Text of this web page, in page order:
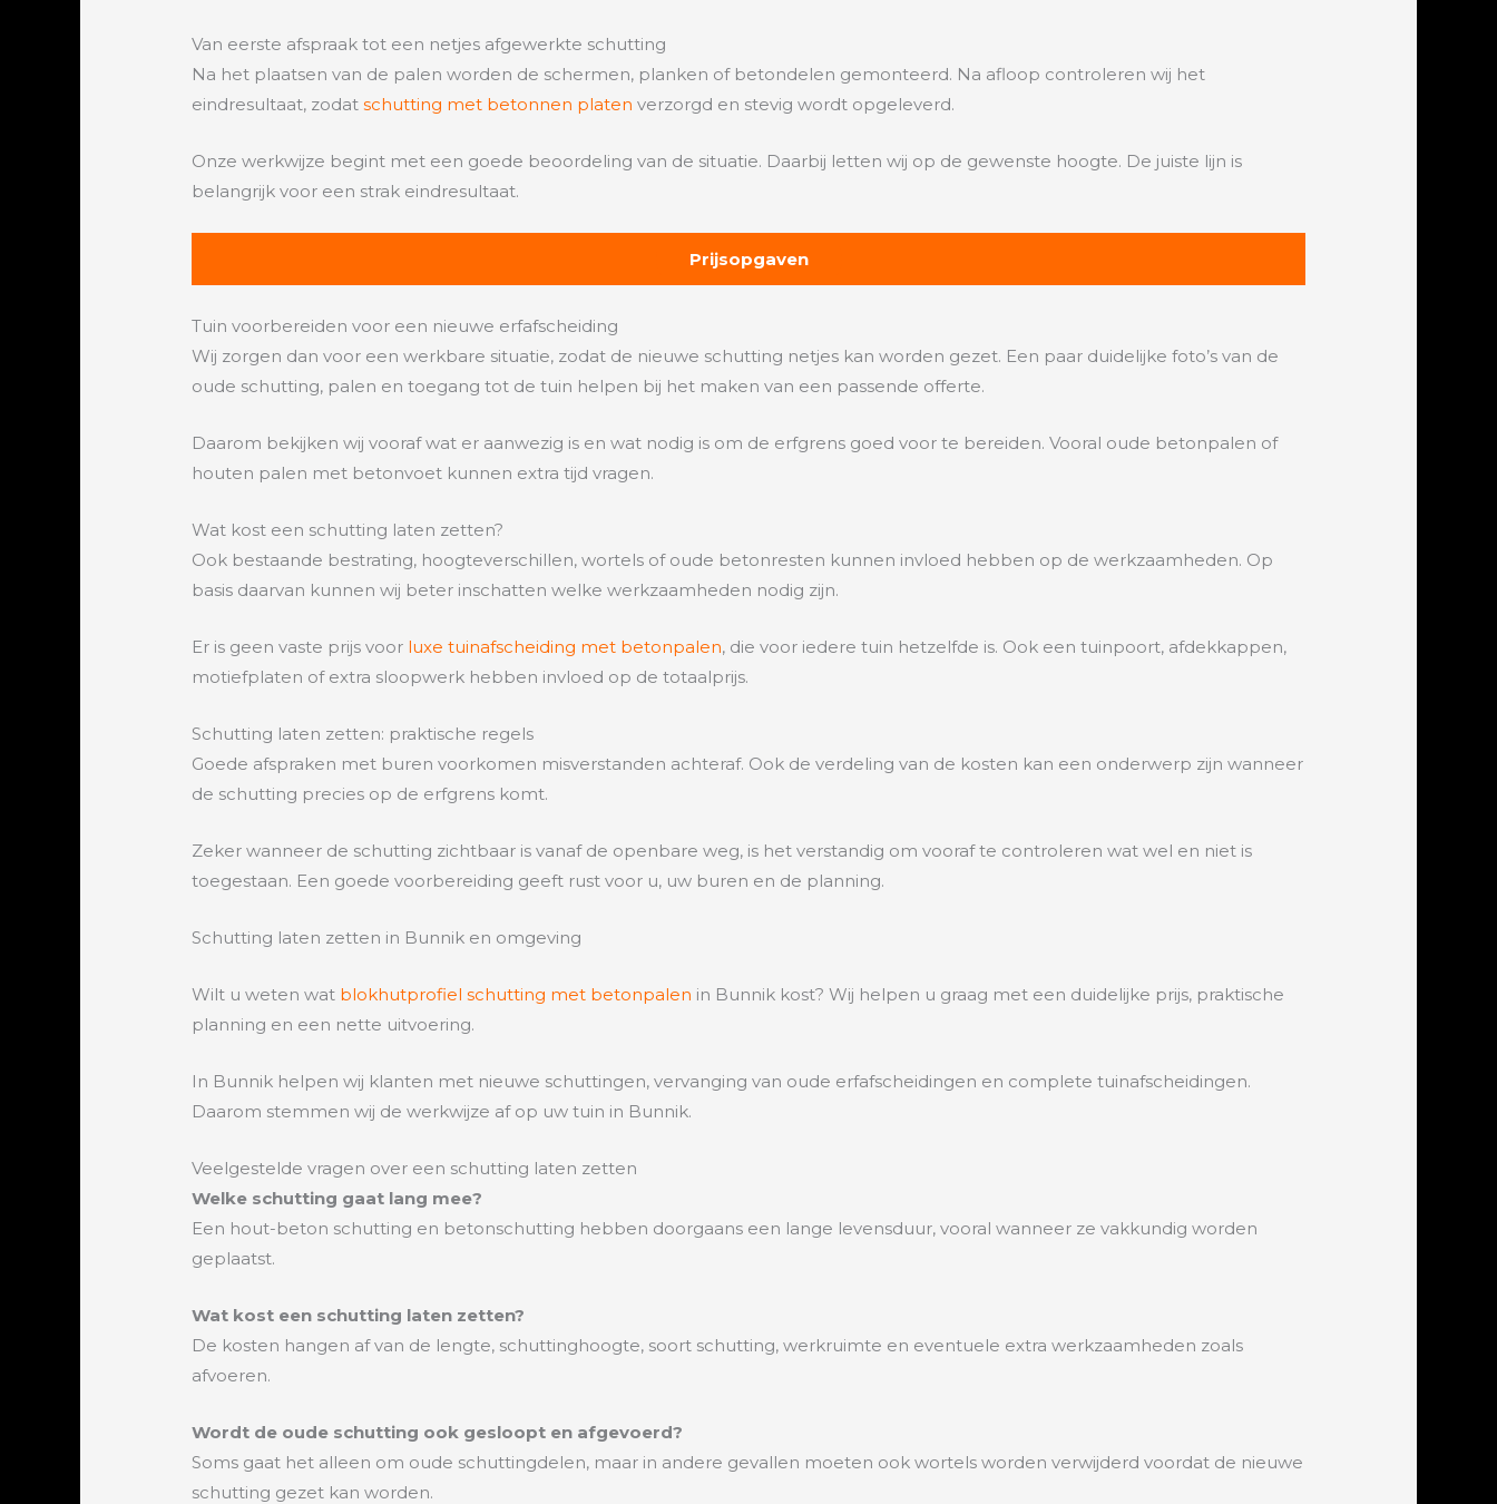
Van eerste afspraak tot een netjes afgewerkte schutting
Na het plaatsen van de palen worden de schermen, planken of betondelen gemonteerd. Na afloop controleren wij het
eindresultaat, zodatschutting met betonnen platen verzorgd en stevig wordt opgeleverd.
Onze werkwijze begint met een goede beoordeling van de situatie. Daarbij letten wij op de gewenste hoogte. De juiste lijn is
belangrijk voor een strak eindresultaat.
Prijsopgaven
Tuin voorbereiden voor een nieuwe erfafscheiding
Wij zorgen dan voor een werkbare situatie, zodat de nieuwe schutting netjes kan worden gezet. Een paar duidelijke foto’s van de
oude schutting, palen en toegang tot de tuin helpen bij het maken van een passende offerte.
Daarom bekijken wij vooraf wat er aanwezig is en wat nodig is om de erfgrens goed voor te bereiden. Vooral oude betonpalen of
houten palen met betonvoet kunnen extra tijd vragen.
Wat kost een schutting laten zetten?
Ook bestaande bestrating, hoogteverschillen, wortels of oude betonresten kunnen invloed hebben op de werkzaamheden. Op
basis daarvan kunnen wij beter inschatten welke werkzaamheden nodig zijn.
Er is geen vaste prijs voor luxe tuinafscheiding met betonpalen, die voor iedere tuin hetzelfde is. Ook een tuinpoort, afdekkappen,
motiefplaten of extra sloopwerk hebben invloed op de totaalprijs.
Schutting laten zetten: praktische regels
Goede afspraken met buren voorkomen misverstanden achteraf. Ook de verdeling van de kosten kan een onderwerp zijn wanneer
de schutting precies op de erfgrens komt.
Zeker wanneer de schutting zichtbaar is vanaf de openbare weg, is het verstandig om vooraf te controleren wat wel en niet is
toegestaan. Een goede voorbereiding geeft rust voor u, uw buren en de planning.
Schutting laten zetten in Bunnik en omgeving
Wilt u weten wat blokhutprofiel schutting met betonpalen in Bunnik kost? Wij helpen u graag met een duidelijke prijs, praktische
planning en een nette uitvoering.
In Bunnik helpen wij klanten met nieuwe schuttingen, vervanging van oude erfafscheidingen en complete tuinafscheidingen.
Daarom stemmen wij de werkwijze af op uw tuin in Bunnik.
Veelgestelde vragen over een schutting laten zetten
Welke schutting gaat lang mee?
Een hout-beton schutting en betonschutting hebben doorgaans een lange levensduur, vooral wanneer ze vakkundig worden
geplaatst.
Wat kost een schutting laten zetten?
De kosten hangen af van de lengte, schuttinghoogte, soort schutting, werkruimte en eventuele extra werkzaamheden zoals
afvoeren.
Wordt de oude schutting ook gesloopt en afgevoerd?
Soms gaat het alleen om oude schuttingdelen, maar in andere gevallen moeten ook wortels worden verwijderd voordat de nieuwe
schutting gezet kan worden.